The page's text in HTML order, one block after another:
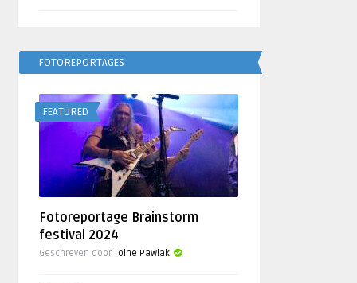
FOTOREPORTAGES
FEATURED
Fotoreportage Brainstorm
festival 2024
Geschreven doorToine Pawlak